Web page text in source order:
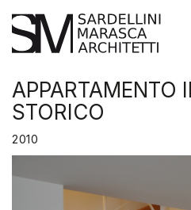
APPARTAMENTO
STORICO
2010